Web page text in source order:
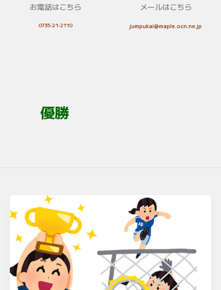
お電話はこちら
0735-21-2110
メールはこちら
jumpukai@maple.ocn.ne.jp
優勝